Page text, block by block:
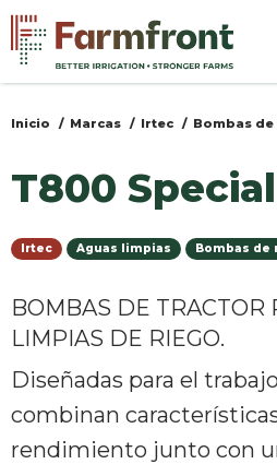
Pasar
contenido
principal
Usted
aquí
Inicio Marcas Irtec Bombas
T800 Special
Irtec Aguas limpias Bombas de
BOMBAS DE TRACTOR
LIMPIAS DE RIEGO.
Diseñadas para el
combinan
rendimiento junto con